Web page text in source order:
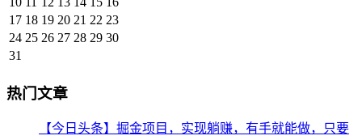
17 18 19 20 21 22 23
24 25 26 27 28 29 30
31
热门文章
【今日头条】掘金项目，实现躺赚，有手就能做，只要